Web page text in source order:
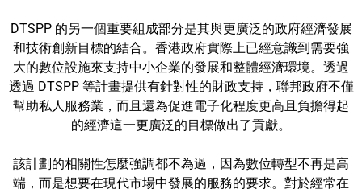
DTSPP 的另一個重要組成部分是其與更廣泛的政府經濟發展
和技術創新目標的結合。香港政府實際上已經意識到需要強
大的數位設施來支持中小企業的發展和整體經濟環境。透過
透過 DTSPP 等計畫提供有針對性的財政支持，聯邦政府不僅
幫助私人服務業，而且還為促進電子化程度更高且負擔得起
的經濟這一更廣泛的目標做出了貢獻。
該計劃的相關性怎麼強調都不為過，因為數位轉型不再是高
端，而是想要在現代市場中發展的服務的要求。對於經常在